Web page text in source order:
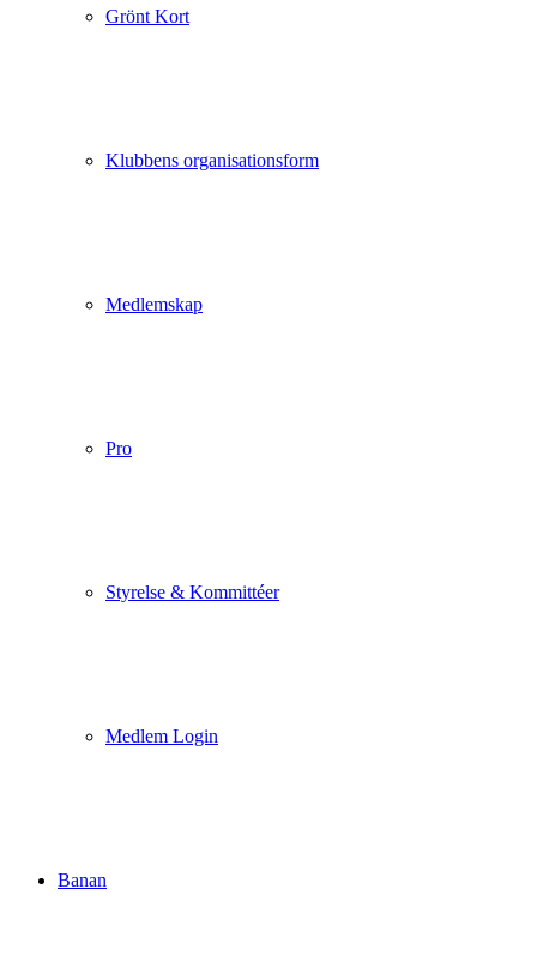
Grönt Kort
Klubbens organisationsform
Medlemskap
Pro
Styrelse & Kommittéer
Medlem Login
Banan